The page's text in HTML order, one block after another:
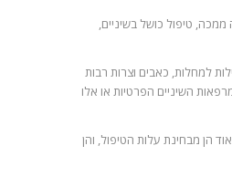
ממכה, טיפול כושל בשיניים,
למחלות, כאבים וצרות רבות
השיניים הפרטיות או אלו
הן מבחינת עלות הטיפול, והן